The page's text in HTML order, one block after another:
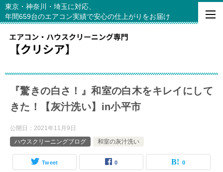
東京・神奈川・埼玉に対応、
年間659台のエアコン実績で安心の仕上がりをお届け
『驚きの白さ！』和室の白木をキレイにして
きた！【灰汁洗い】in小平市
公開日： 2021年11月9日
ハウスクリーニングブログ
和室の灰汁洗い
Tweet 0 0